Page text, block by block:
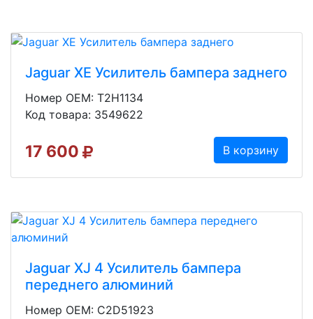
Jaguar XE Усилитель бампера заднего
Номер OEM: T2H1134
Код товара: 3549622
17 600 В корзину
Jaguar XJ 4 Усилитель бампера
переднего алюминий
Номер OEM: C2D51923